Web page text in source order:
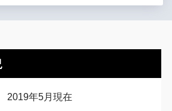
2019年5月現在